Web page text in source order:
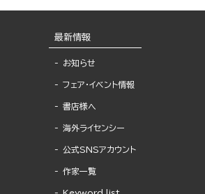
最新情報
お知らせ
フェア・イベント情報
書店様へ
海外ライセンシー
公式SNSアカウント
作家一覧